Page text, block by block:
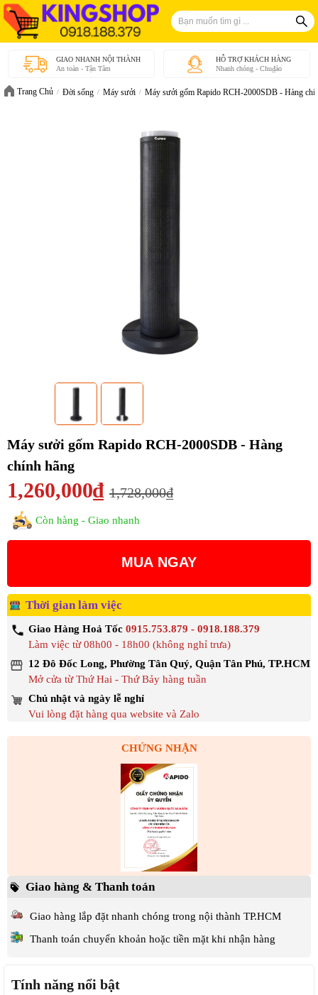
GIAO NHANH NỘI THÀNH
An toàn - Tận Tâm
HỖ TRỢ KHÁCH HÀNG
Nhanh chóng - Chu₫áo
Trang Chủ Đời sống Máy sưởi Máy sưởi gốm Rapido RCH-2000SDB - Hàng
Máy sưởi gốm Rapido RCH-2000SDB - Hàng
chính hãng
1,260,000₫ 1,728,000₫
Còn hàng - Giao nhanh
MUA NGAY
Thời gian làm việc
Giao Hàng Hoả Tốc 0915.753.879 - 0918.188.379
Làm việc từ 08h00 - 18h00 (không nghỉ trưa)
12 Đô Đốc Long, Phường Tân Quý, Quận Tân Phú, TP.HCM
Mở cửa từ Thứ Hai - Thứ Bảy hàng tuần
Chủ nhật và ngày lễ nghỉ
Vui lòng đặt hàng qua website và Zalo
CHỨNG NHẬN
Giao hàng & Thanh toán
Giao hàng lắp đặt nhanh chóng trong nội thành TP.HCM
Thanh toán chuyển khoản hoặc tiền mặt khi nhận hàng
Tính năng nổi bật